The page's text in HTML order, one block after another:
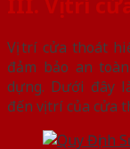
Vị trí cửa thoát
đảm bảo an
dựng. Dưới đây
đến vị trí của cửa